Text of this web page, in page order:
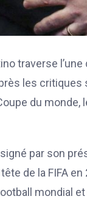
traverse
les
du monde,
par son
de la FIFA
mondial